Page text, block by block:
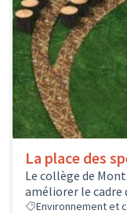
La place des
Le collège de
améliorer le cadre
Environnement et